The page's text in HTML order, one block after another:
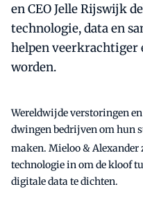
en CEO Jelle Rijswijk
technologie, data en
helpen veerkrachtiger
worden.
Wereldwijde verstoringen
dwingen bedrijven om hun
maken. Mieloo & Alexander
technologie in om de kloof
digitale data te dichten.